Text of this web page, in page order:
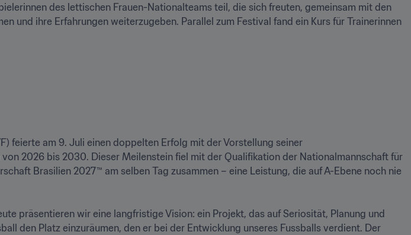
des lettischen Frauen-Nationalteams teil, die sich freuten, gemeinsam mit den
und ihre Erfahrungen weiterzugeben. Parallel zum Festival fand ein Kurs für Trainerinnen
2026 bis 2030. Dieser Meilenstein fiel mit der Qualifikation der Nationalmannschaft für
Brasilien 2027™ am selben Tag zusammen – eine Leistung, die auf A-Ebene noch nie
präsentieren wir eine langfristige Vision: ein Projekt, das auf Seriosität, Planung und
den Platz einzuräumen, den er bei der Entwicklung unseres Fussballs verdient. Der